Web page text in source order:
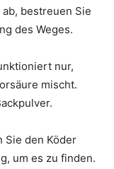
bestreuen Sie
des Weges.
nur,
mischt.
Sie den Köder
um es zu finden.